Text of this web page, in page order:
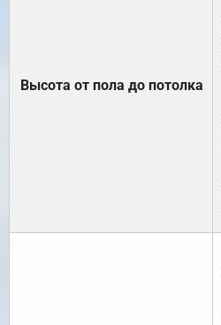
Высота от пола до потолка